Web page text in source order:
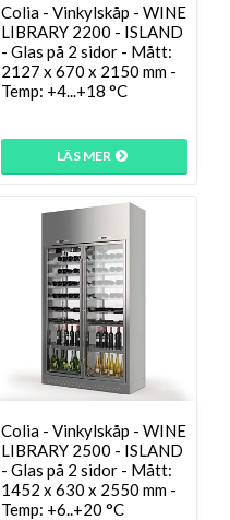
Colia - Vinkylskåp - WINE
LIBRARY 2200 - ISLAND
- Glas på 2 sidor - Mått:
2127 x 670 x 2150 mm -
Temp: +4...+18 °C
LÄS MER
Colia - Vinkylskåp - WINE
LIBRARY 2500 - ISLAND
- Glas på 2 sidor - Mått:
1452 x 630 x 2550 mm -
Temp: +6..+20 °C